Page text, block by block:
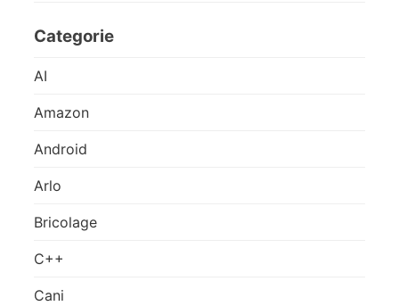
Categorie
AI
Amazon
Android
Arlo
Bricolage
C++
Cani